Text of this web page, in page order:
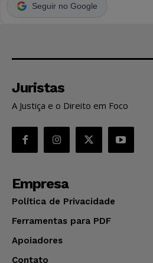
Seguir no Google
Juristas
A Justiça e o Direito em Foco
Empresa
Política de Privacidade
Ferramentas para PDF
Apoiadores
Contato